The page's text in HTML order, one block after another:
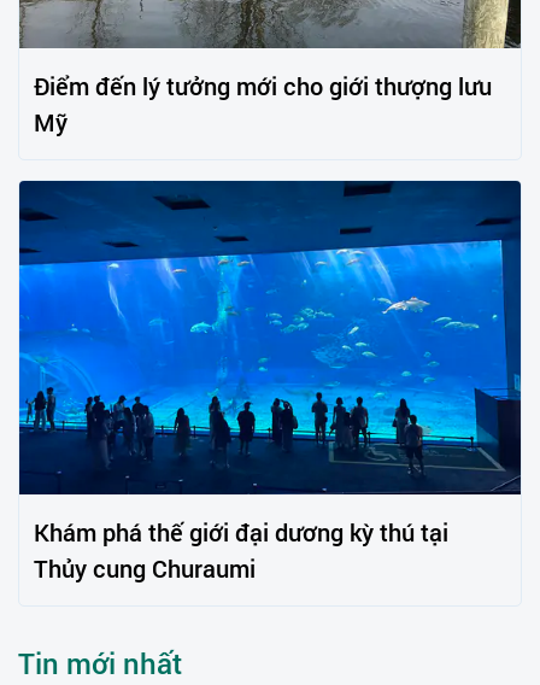
Điểm đến lý tưởng mới cho giới thượng lưu
Mỹ
Khám phá thế giới đại dương kỳ thú tại
Thủy cung Churaumi
Tin mới nhất